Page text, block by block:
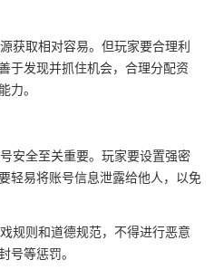
获取相对容易。但玩家要合理利
于发现并抓住机会，合理分配资
力。
安全至关重要。玩家要设置强密
轻易将账号信息泄露给他人，以免
规则和道德规范，不得进行恶意
号等惩罚。